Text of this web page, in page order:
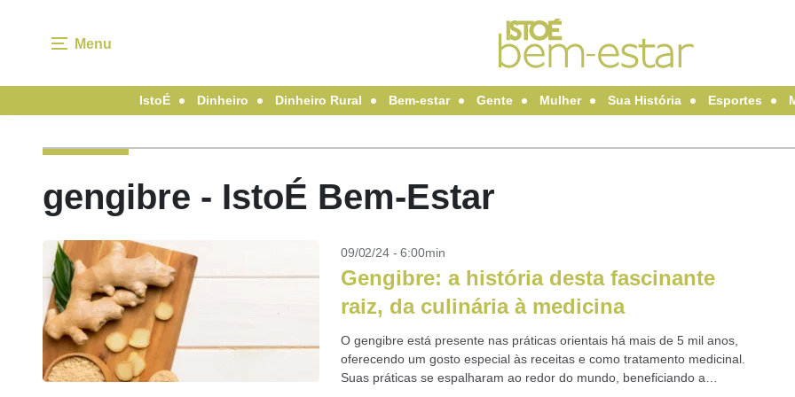
Menu
IstoÉ Dinheiro Dinheiro Rural Bem-estar Gente Mulher Sua História Esportes
gengibre - IstoÉ Bem-Estar
09/02/24 - 6:00min
Gengibre: a história desta fascinante
raiz, da culinária à medicina
O gengibre está presente nas práticas orientais há mais de 5 mil anos,
oferecendo um gosto especial às receitas e como tratamento medicinal.
Suas práticas se espalharam ao redor do mundo, beneficiando a